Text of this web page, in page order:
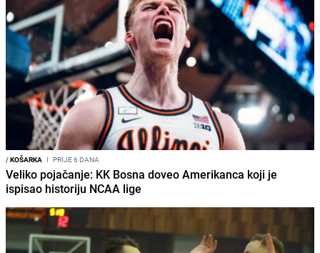
/KOŠARKA I PRIJE 6 DANA
Veliko pojačanje: KK Bosna doveo Amerikanca koji je
ispisao historiju NCAA lige